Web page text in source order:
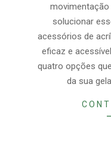
movimentação
solucionar
acessórios de
eficaz e
quatro opções
da sua